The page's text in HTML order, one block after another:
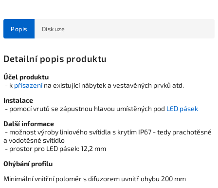
Popis Diskuze
Detailní popis produktu
Účel produktu
- k přisazenína existující nábytek a vestavěných prvků atd.
Instalace
- pomocí vrutů se zápustnou hlavou umístěných pod LED pásek
Další informace
- možnost výroby liniového svítidla s krytím IP67 - tedy prachotěsné
a vodotěsné svítidlo
- prostor pro LED pásek: 12,2 mm
Ohýbání profilu
Minimální vnitřní poloměr s difuzorem uvnitř ohybu 200 mm